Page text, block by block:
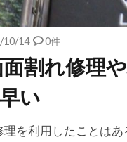
10/14 0件
割れ修理
い
理を利用したことは